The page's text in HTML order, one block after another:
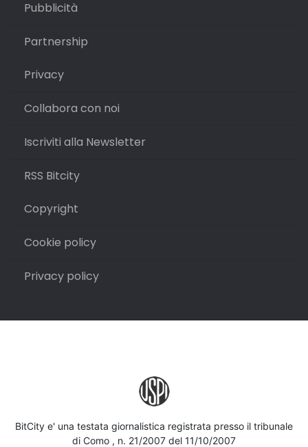
Pubblicità
Partnership
Privacy
Collabora con noi
Iscriviti alla Newsletter
RSS Bitcity
Copyright
Cookie policy
Privacy policy
BitCity e' una testata giornalistica registrata presso il tribunale
di Como , n. 21/2007 del 11/10/2007